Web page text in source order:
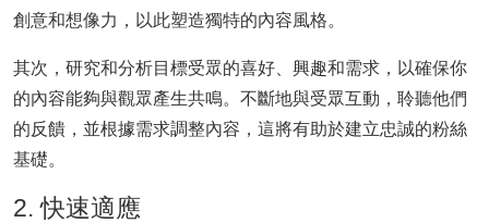
創意和想像力，以此塑造獨特的內容風格。
其次，研究和分析目標受眾的喜好、興趣和需求，以確保你
的內容能夠與觀眾產生共鳴。不斷地與受眾互動，聆聽他們
的反饋，並根據需求調整內容，這將有助於建立忠誠的粉絲
基礎。
2. 快速適應